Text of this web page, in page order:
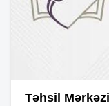
Təhsil